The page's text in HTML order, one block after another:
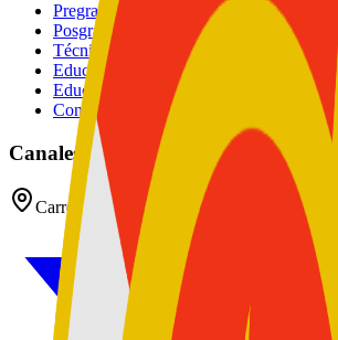
Pregrados
Posgrados
Técnico
Educación Continuada
Educación Militar
Convocatoria de Docentes
Canales oficiales
Carrera 54 No 26 - 25 CAN, Bogotá D.C,